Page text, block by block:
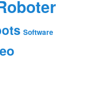
Software